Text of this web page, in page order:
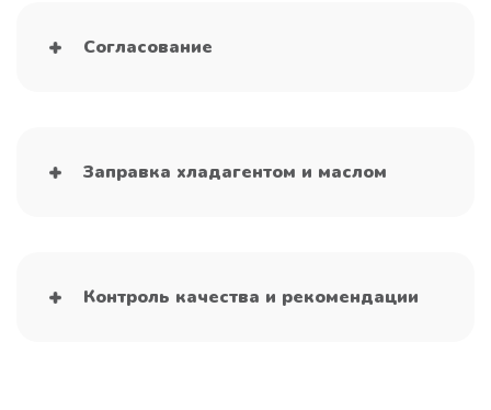
Согласование
Заправка хладагентом и маслом
Контроль качества и рекомендации